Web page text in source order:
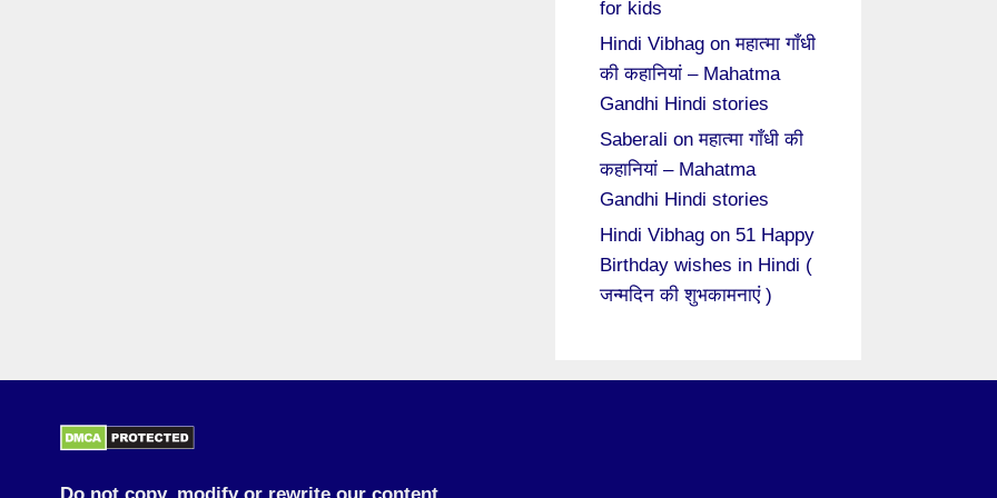
for kids
Hindi Vibhag onमहात्मा गाँधी
की कहानियां – Mahatma
Gandhi Hindi stories
Saberali onमहात्मा गाँधी की
कहानियां – Mahatma
Gandhi Hindi stories
Hindi Vibhag on 51 Happy
Birthday wishes in Hindi (
जन्मदिन की शुभकामनाएं )